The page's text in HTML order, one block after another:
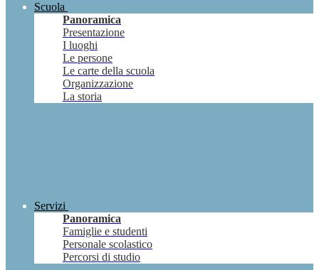
Scuola
Panoramica
Presentazione
I luoghi
Le persone
Le carte della scuola
Organizzazione
La storia
Servizi
Panoramica
Famiglie e studenti
Personale scolastico
Percorsi di studio